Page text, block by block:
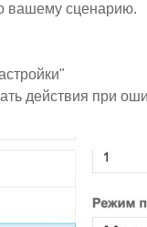
вашему сценарию.
действия при